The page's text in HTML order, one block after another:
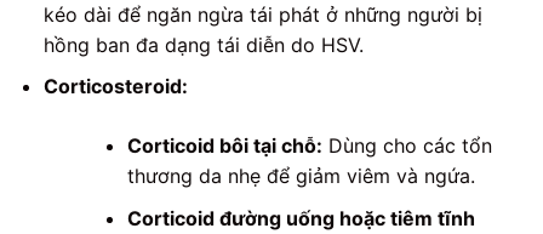
kéo dài để ngăn ngừa tái phát ở những người bị
hồng ban đa dạng tái diễn do HSV.
Corticosteroid:
Corticoid bôi tại chỗ: Dùng cho các tổn
thương da nhẹ để giảm viêm và ngứa.
Corticoid đường uống hoặc tiêm tĩnh